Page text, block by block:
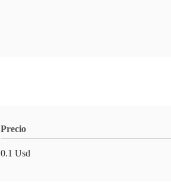
Precio
0.1 Usd